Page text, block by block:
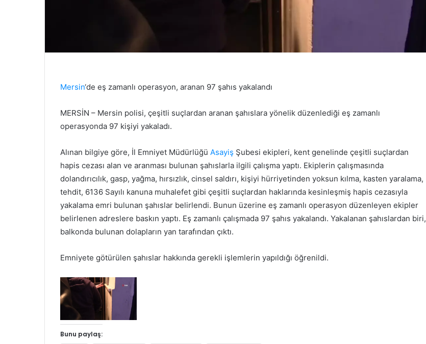
Mersin‘de eş zamanlı operasyon, aranan 97 şahıs yakalandı
MERSİN – Mersin polisi, çeşitli suçlardan aranan şahıslara yönelik düzenlediği eş zamanlı
operasyonda 97 kişiyi yakaladı.
Alınan bilgiye göre, İl Emniyet Müdürlüğü Asayiş Şubesi ekipleri, kent genelinde çeşitli suçlardan
hapis cezası alan ve aranması bulunan şahıslarla ilgili çalışma yaptı. Ekiplerin çalışmasında
dolandırıcılık, gasp, yağma, hırsızlık, cinsel saldırı, kişiyi hürriyetinden yoksun kılma, kasten yaralama,
tehdit, 6136 Sayılı kanuna muhalefet gibi çeşitli suçlardan haklarında kesinleşmiş hapis cezasıyla
yakalama emri bulunan şahıslar belirlendi. Bunun üzerine eş zamanlı operasyon düzenleyen ekipler
belirlenen adreslere baskın yaptı. Eş zamanlı çalışmada 97 şahıs yakalandı. Yakalanan şahıslardan biri,
balkonda bulunan dolapların yan tarafından çıktı.
Emniyete götürülen şahıslar hakkında gerekli işlemlerin yapıldığı öğrenildi.
Bunu paylaş: